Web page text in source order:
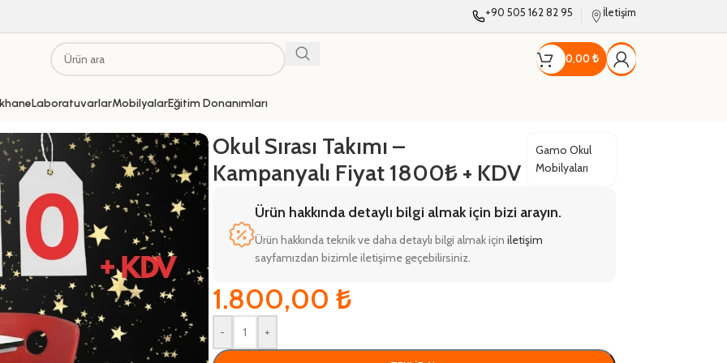
+90 505 162 82 95 İletişim
0,00 ₺
LaboratuvarlarMobilyalarEğitim Donanımları
+ KDV
Okul Sırası Takımı –
Kampanyalı Fiyat 1800₺ + KDV
Gamo Okul
Mobilyaları
Ürün hakkında detaylı bilgi almak için bizi arayın.
Ürün hakkında teknik ve daha detaylı bilgi almak için iletişim
sayfamızdan bizimle iletişime geçebilirsiniz.
1.800,00 ₺
- +